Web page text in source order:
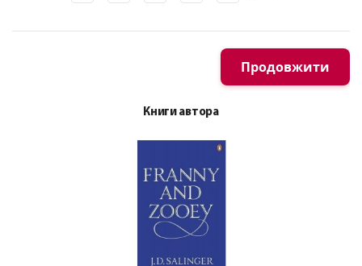
Продовжити
Книги автора